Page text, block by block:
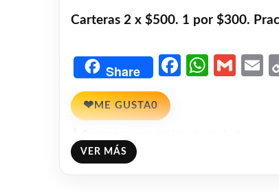
Carteras 2 x $500. 1 por $300.
Share Facebook
❤ME GUSTA0
VER MÁS